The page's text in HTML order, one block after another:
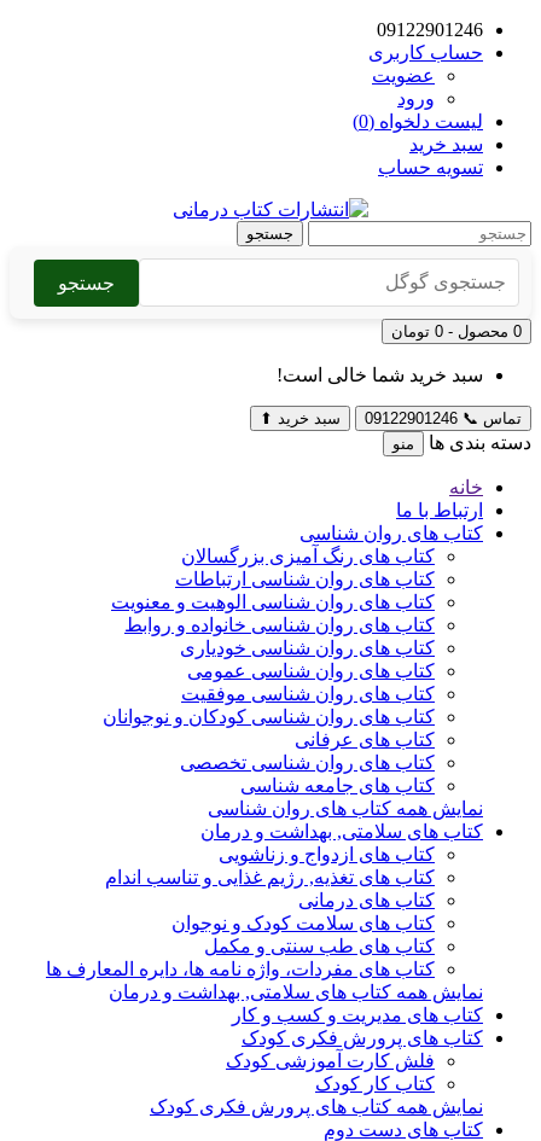
09122901246
حساب کاربری
عضویت
ورود
لیست دلخواه (0)
سبد خرید
تسویه حساب
جستجو
جستجو
0 محصول - 0 تومان
سبد خرید شما خالی است!
تماس 📞
09122901246 سبد خرید ⬆
دسته بندی ها منو
خانه
ارتباط با ما
کتاب های روان شناسی
کتاب های رنگ آمیزی بزرگسالان
کتاب های روان شناسی ارتباطات
کتاب های روان شناسی الوهیت و معنویت
کتاب های روان شناسی خانواده و روابط
کتاب های روان شناسی خودیاری
کتاب های روان شناسی عمومی
کتاب های روان شناسی موفقیت
کتاب های روان شناسی کودکان و نوجوانان
کتاب های عرفانی
کتاب های روان شناسی تخصصی
کتاب های جامعه شناسی
نمایش همه کتاب های روان شناسی
کتاب های سلامتی, بهداشت و درمان
کتاب های ازدواج و زناشویی
کتاب های تغذیه, رژیم غذایی و تناسب اندام
کتاب های درمانی
کتاب های سلامت کودک و نوجوان
کتاب های طب سنتی و مکمل
کتاب های مفردات، واژه نامه ها، دایره المعارف ها
نمایش همه کتاب های سلامتی, بهداشت و درمان
کتاب های مدیریت و کسب و کار
کتاب های پرورش فکری کودک
فلش کارت آموزشی کودک
کتاب کار کودک
نمایش همه کتاب های پرورش فکری کودک
کتاب های دست دوم